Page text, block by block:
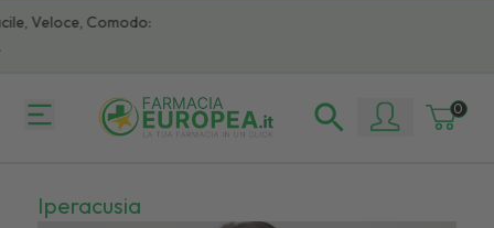
Veloce, Comodo:
0
Iperacusia